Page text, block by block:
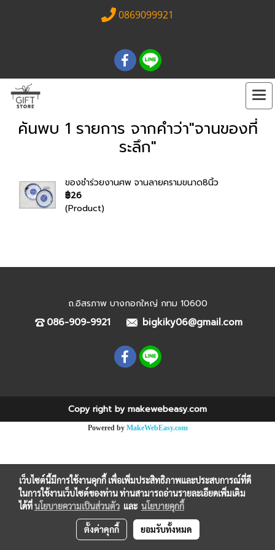
0869099921
ค้นพบ 1 รายการ จากคำว่า"จานของที่
ระลึก"
ของชำร่วยงานศพ จานลายครามขนาด8นิ้ว
฿26
(Product)
ถ.อิสรภาพ บางกอกใหญ่ กทม 10600
086-909-9921 bigkiky06@gmail.com
Copy right by makewebeasy.com
Powered by MakeWebEasy.com
เว็บไซต์นี้มีการใช้งานคุกกี้ เพื่อเพิ่มประสิทธิภาพและประสบการณ์ที่ดี
ในการใช้งานเว็บไซต์ของท่าน ท่านสามารถอ่านรายละเอียดเพิ่มเติม
ได้ที่นโยบายความเป็นส่วนตัว และ นโยบายคุกกี้
ตั้งค่าคุกกี้ ยอมรับทั้งหมด